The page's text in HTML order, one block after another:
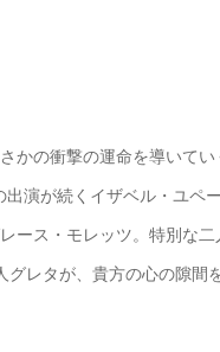
かの衝撃の運命を導いてい
演が続くイザベル・ユペ
ース・モレッツ。特別な
レタが、貴方の心の隙間